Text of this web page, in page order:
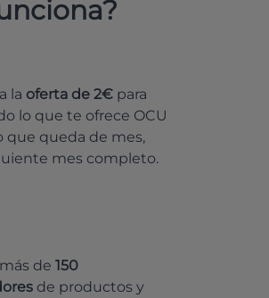
la oferta de 2€ para
lo que te ofrece OCU
que queda de mes,
mes completo.
de 150
de productos y